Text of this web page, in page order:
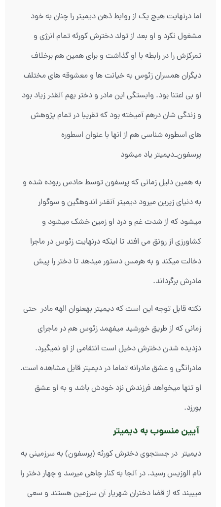
اما درنهایت هیچ یک از روابط ذهن دیمیتر را چنان به خود
مشغول نکرد و او بعد از تولد دخترش کورئه تمام انرژی و
تمرکزش را در رابطه با او گذاشت و برای همین هم برخلاف
دیگران همسران زئوس به خیانت ها و معشوقه های مختلف
او بی اعتنا بود. وابستگی این مادر و دختر بهم آنقدر زیاد بود
و زندگی شان درهم آمیخته بود که تقریبا در تمام پژوهش
های اسطوره شناسی هم از انها با عنوان اسطوره
پرسفون_دیمیتر یاد میشود
به همین دلیل زمانی که پرسفون توسط حادس ربوده شده و
به دنیای زیرین میرود دیمیتر آنقدر اندوهگین و سوگوار
میشود که از شدت غم و درد او زمین خشک میشود و
کشاورزی از رونق می افتد تا اینکه درنهایت زئوس در ماجرا
دخالت میکند و به هرمس دستور میدهد تا دختر را پیش
مادرش برگرداند.
نکته قابل توجه این است که دیمیتر بهعنوان الهه مادر حتی
زمانی که از طریق خورشید میفهمد زئوس هم در ماجرای
دزدیده شدن دخترش دخیل است انتقامی از او نمیگیرد.
مادرانگی و عشق مادرانه تماما در دیمیتر قابل مشاهده است.
او تنها میخواهد فرزندش نزد خودش باشد و به او عشق
بورزد.
آیین منسوب به دیمیتر
دیمیتر در جستجوی دخترش کورئه (پرسفون) به سرزمینی به
نام الوزیس رسید. در آنجا به کنار چاهی میرسد و چهار دختر را
میبیند که از قضا دختران شهریار آن سرزمین هستند و سعی